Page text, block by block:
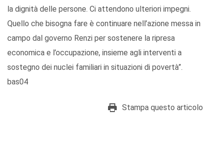
la dignità delle persone. Ci attendono ulteriori impegni.
Quello che bisogna fare è continuare nell’azione messa in
campo dal governo Renzi per sostenere la ripresa
economica e l’occupazione, insieme agli interventi a
sostegno dei nuclei familiari in situazioni di povertà”.
bas04
Stampa questo articolo